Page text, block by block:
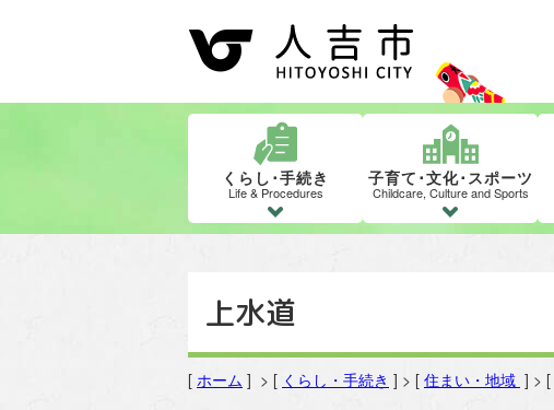
くらし･手続き
Life & Procedures
子育て･文化･スポーツ
Childcare, Culture and Sports
上水道
[ ホーム ] > [ くらし・手続き ] > [ 住まい・地域 ] > [